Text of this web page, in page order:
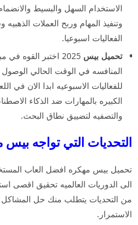
الاستخدام السهل والبسيط
وتنفيذ المهام وربح العملات
الفعاليات اسبوعيا.
تحميل بيس
2025 اختبر القوه
المنافسه في الوقت الحالي الوصول
للفعاليات الاسبوعيه ابدا الان في
الكبيره بالمهارات ضد الذكاء
والتصفيه لتضييق نطاق البحث.
التحديات التي تواجه بيس
تحميل بيس مهكره افضل العاب
الى الدوريات العالميه تحقيق اقصى
من التحديات يتطلب منك حل المشاكل
الاستمرار.